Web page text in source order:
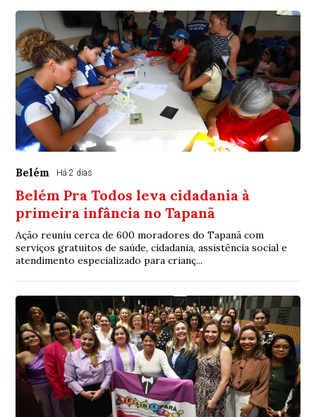
Belém Há 2 dias
Belém Pra Todos leva cidadania à
primeira infância no Tapanã
Ação reuniu cerca de 600 moradores do Tapanã com
serviços gratuitos de saúde, cidadania, assistência social e
atendimento especializado para crianç...